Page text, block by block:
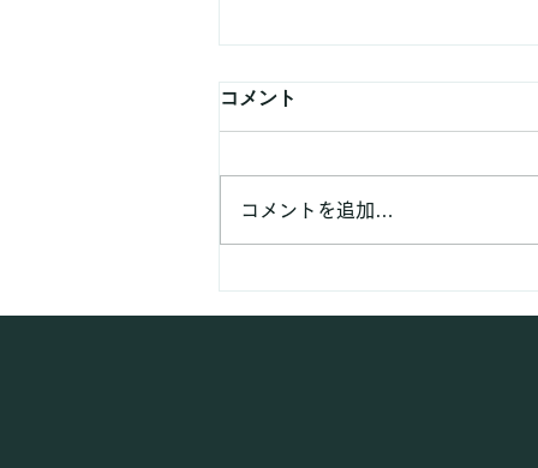
8月の予定
コメント
コメントを追加…